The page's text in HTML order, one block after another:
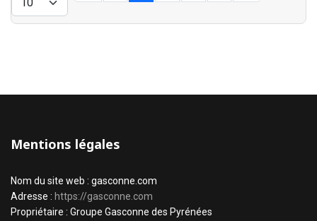
Mentions légales
Nom du site web : gasconne.com
Adresse : https://gasconne.com
Propriétaire : Groupe Gasconne des Pyrénées